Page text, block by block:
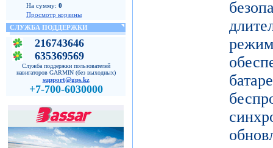
На сумму: 0
Просмотр корзины
СЛУЖБА ПОДДЕРЖКИ
216743646
635369569
Служба поддержки пользователей
навигаторов GARMIN (без выходных)
support@gps.kz
+7-700-6030000